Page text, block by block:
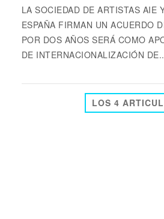
LA SOCIEDAD DE ARTISTAS AIE
ESPAÑA FIRMAN UN ACUERDO
POR DOS AÑOS SERÁ COMO
DE INTERNACIONALIZACIÓN
LOS 4